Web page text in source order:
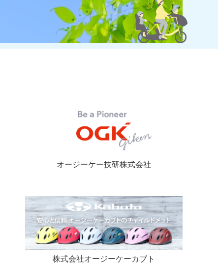
オージーケー技研株式会社
株式会社オージーケーカブト